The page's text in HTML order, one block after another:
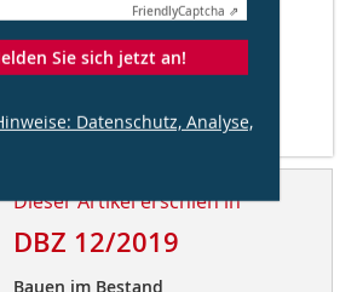
Group,
Viabizzuno,
KG, www.knauf.de
Dieser Artikel erschien in
DBZ 12/2019
Bauen im Bestand
FriendlyCaptcha ⇗
Sie sich jetzt an!
Datenschutz, Analyse,